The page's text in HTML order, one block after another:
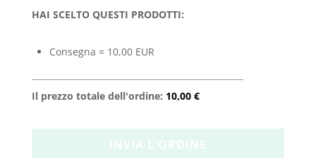
HAI SCELTO QUESTI PRODOTTI:
Consegna = 10,00 EUR
Il prezzo totale dell'ordine: 10,00 €